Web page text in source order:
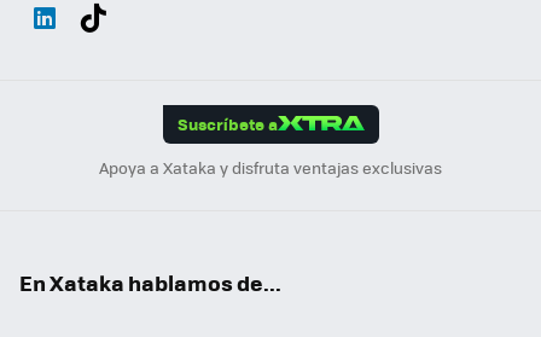
Suscríbete a
Apoya a Xataka y disfruta ventajas exclusivas
En Xataka hablamos de...